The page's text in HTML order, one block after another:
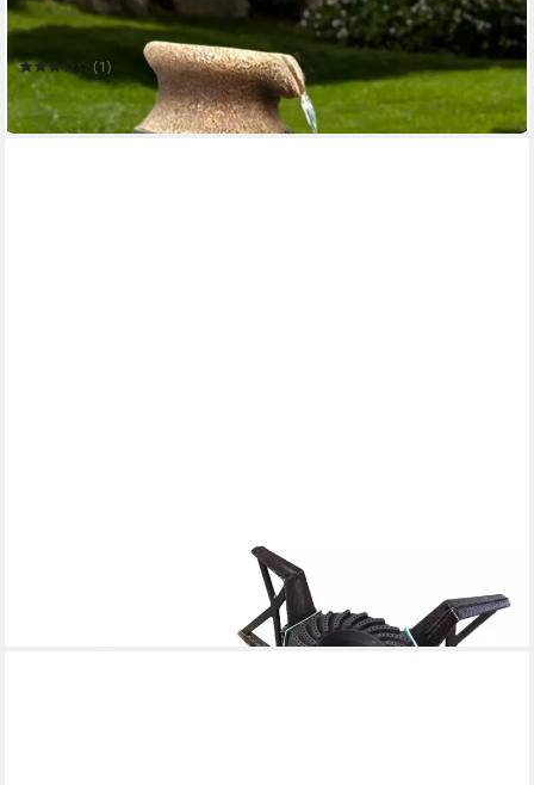
WEHMANN
Gartenbrunnen Solarbrunnen "Kreta"
(1)
179,00 €
in 3-4 Werktagen bei dir
Gaskocher 10,5 KW Gaskocher 3 Fuß mit Schlauch und